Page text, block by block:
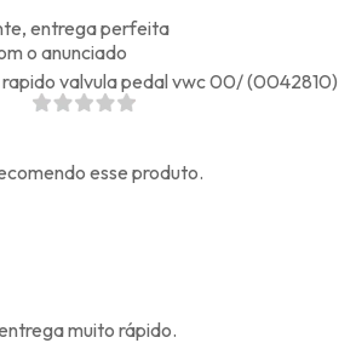
entrega perfeita
o anunciado
valvula pedal vwc 00/ (0042810)
esse produto.
muito rápido.